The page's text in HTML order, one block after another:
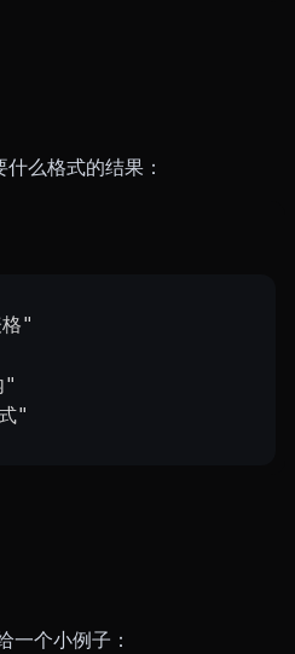
么格式的结果：
"
"
"
一个小例子：